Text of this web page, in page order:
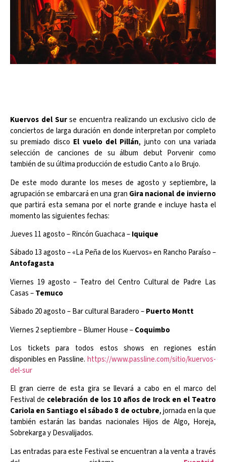
Kuervos del Surse encuentra realizando un exclusivo ciclo de
conciertos de larga duración en donde interpretan por completo
su premiado disco El vuelo del Pillán, junto con una variada
selección de canciones de su álbum debut Porvenir como
también de su última producción de estudio Canto a lo Brujo.
De este modo durante los meses de agosto y septiembre, la
agrupación se embarcará en una gran Gira nacional de invierno
que partirá esta semana por el norte grande e incluye hasta el
momento las siguientes fechas:
Jueves 11 agosto – Rincón Guachaca –Iquique
Sábado 13 agosto – «La Peña de los Kuervos» en Rancho Paraíso –
Antofagasta
Viernes 19 agosto – Teatro del Centro Cultural de Padre Las
Casas –Temuco
Sábado 20 agosto – Bar cultural Baradero–Puerto Montt
Viernes 2 septiembre – Blumer House –Coquimbo
Los tickets para todos estos shows en regiones están
disponibles en Passline. https://www.passline.com/sitio/kuervos-
del-sur
El gran cierre de esta gira se llevará a cabo en el marco del
Festival de celebración de los 10 años de Irock en el Teatro
Cariola en Santiago el sábado 8 de octubre, jornada en la que
también estarán las bandas nacionales Hijos de Algo, Horeja,
Sobrekarga y Desvalijados.
Las entradas para este Festival se encuentran a la venta a través